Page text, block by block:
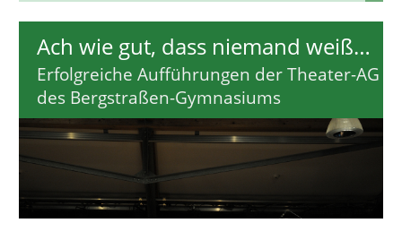
Ach wie gut, dass niemand weiß…
Erfolgreiche Aufführungen der Theater-AG
des Bergstraßen-Gymnasiums